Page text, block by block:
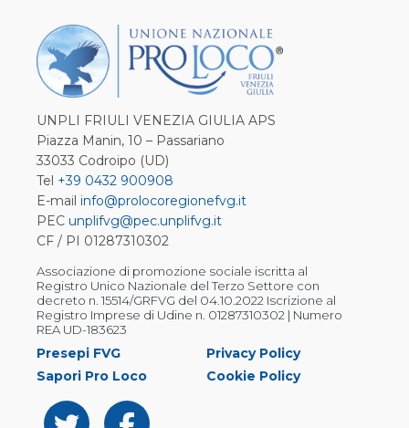
UNPLI FRIULI VENEZIA GIULIA APS
Piazza Manin, 10 – Passariano
33033 Codroipo (UD)
Tel +39 0432 900908
E-mail info@prolocoregionefvg.it
PEC unplifvg@pec.unplifvg.it
CF / PI 01287310302
Associazione di promozione sociale iscritta al
Registro Unico Nazionale del Terzo Settore con
decreto n. 15514/GRFVG del 04.10.2022 Iscrizione al
Registro Imprese di Udine n. 01287310302 | Numero
REA UD-183623
Presepi FVG
Sapori Pro Loco
Privacy Policy
Cookie Policy